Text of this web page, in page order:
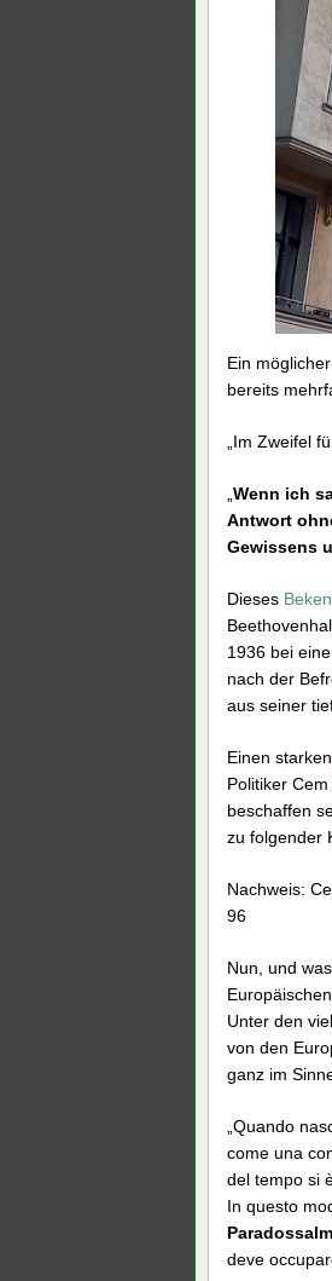
Ein
bereits
„Im Zweifel
Wenn ich
Antwort
Gewissens
Dieses
1936 bei
nach der
aus seiner
Einen starken,
Politiker
beschaffen
zu folgender
Nachweis:
96
Nun, und
Unter den
von den
ganz im
„Quando
come una
del tempo si
In questo
deve